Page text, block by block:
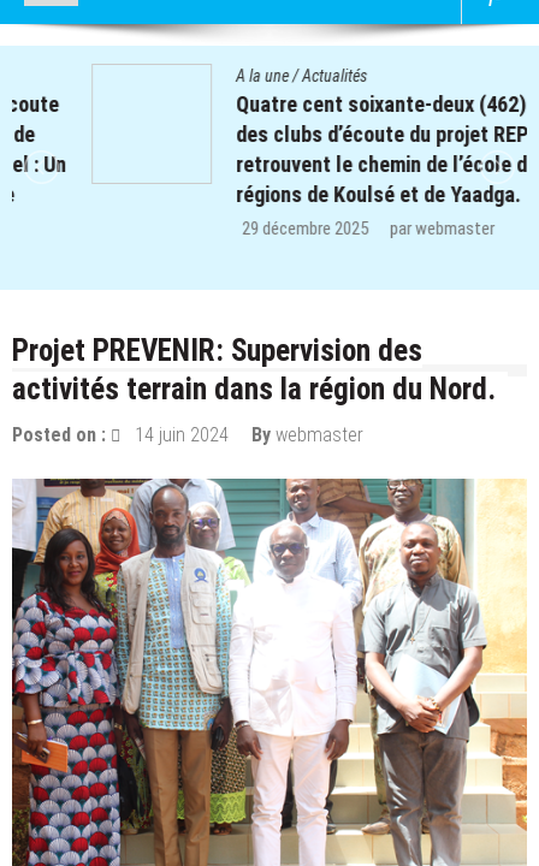
Actualités
Quatre cent soixante-deux (462) enfants
des clubs d’écoute du projet REPERE
retrouvent le chemin de l’école dans les
régions de Koulsé et de Yaadga.
29 décembre 2025 parwebmaster
Projet PREVENIR: Supervision des
activités terrain dans la région du Nord.
Posted on : 14 juin 2024 By webmaster